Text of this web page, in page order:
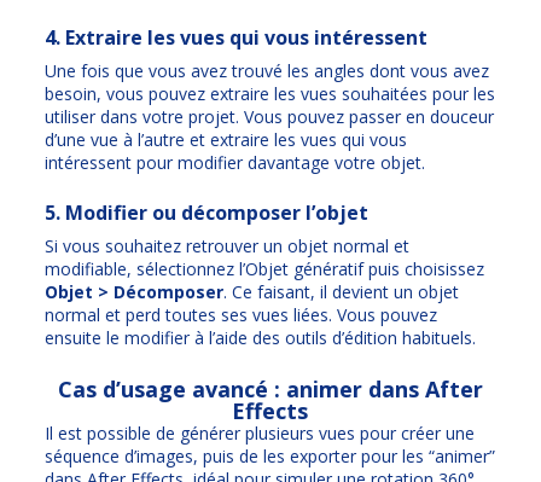
4. Extraire les vues qui vous intéressent
Une fois que vous avez trouvé les angles dont vous avez
besoin, vous pouvez extraire les vues souhaitées pour les
utiliser dans votre projet. Vous pouvez passer en douceur
d’une vue à l’autre et extraire les vues qui vous
intéressent pour modifier davantage votre objet.
5. Modifier ou décomposer l’objet
Si vous souhaitez retrouver un objet normal et
modifiable, sélectionnez l’Objet génératif puis choisissez
Objet > Décomposer. Ce faisant, il devient un objet
normal et perd toutes ses vues liées. Vous pouvez
ensuite le modifier à l’aide des outils d’édition habituels.
Cas d’usage avancé : animer dans After
Effects
Il est possible de générer plusieurs vues pour créer une
séquence d’images, puis de les exporter pour les “animer”